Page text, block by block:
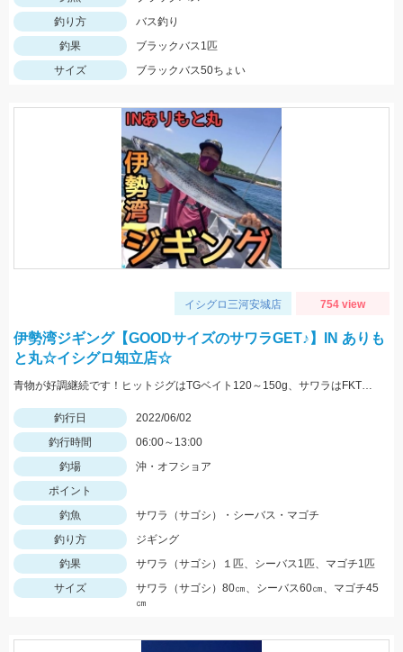
釣り方
バス釣り
釣果
ブラックバス1匹
サイズ
ブラックバス50ちょい
イシグロ三河安城店 754 view
伊勢湾ジギング【GOODサイズのサワラGET♪】IN ありも
と丸☆イシグロ知立店☆
青物が好調継続です！ヒットジグはTGベイト120～150g、サワラはFKTG180gのアカキンです☆
釣行日
2022/06/02
釣行時間
06:00～13:00
釣場
沖・オフショア
ポイント
釣魚
サワラ（サゴシ）・シーバス・マゴチ
釣り方
ジギング
釣果
サワラ（サゴシ）１匹、シーバス1匹、マゴチ1匹
サイズ
サワラ（サゴシ）80㎝、シーバス60㎝、マゴチ45
㎝